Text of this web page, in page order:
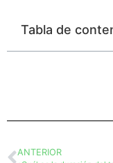
Tabla de
ANTERIOR